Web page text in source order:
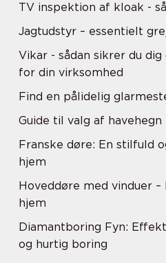
TV inspektion af kloak -
Jagtudstyr – essentielt
Vikar - sådan sikrer du
for din virksomhed
Find en pålidelig
Guide til valg af havehegn
Franske døre: En stilfuld
hjem
Hoveddøre med vinduer
hjem
Diamantboring Fyn:
og hurtig boring